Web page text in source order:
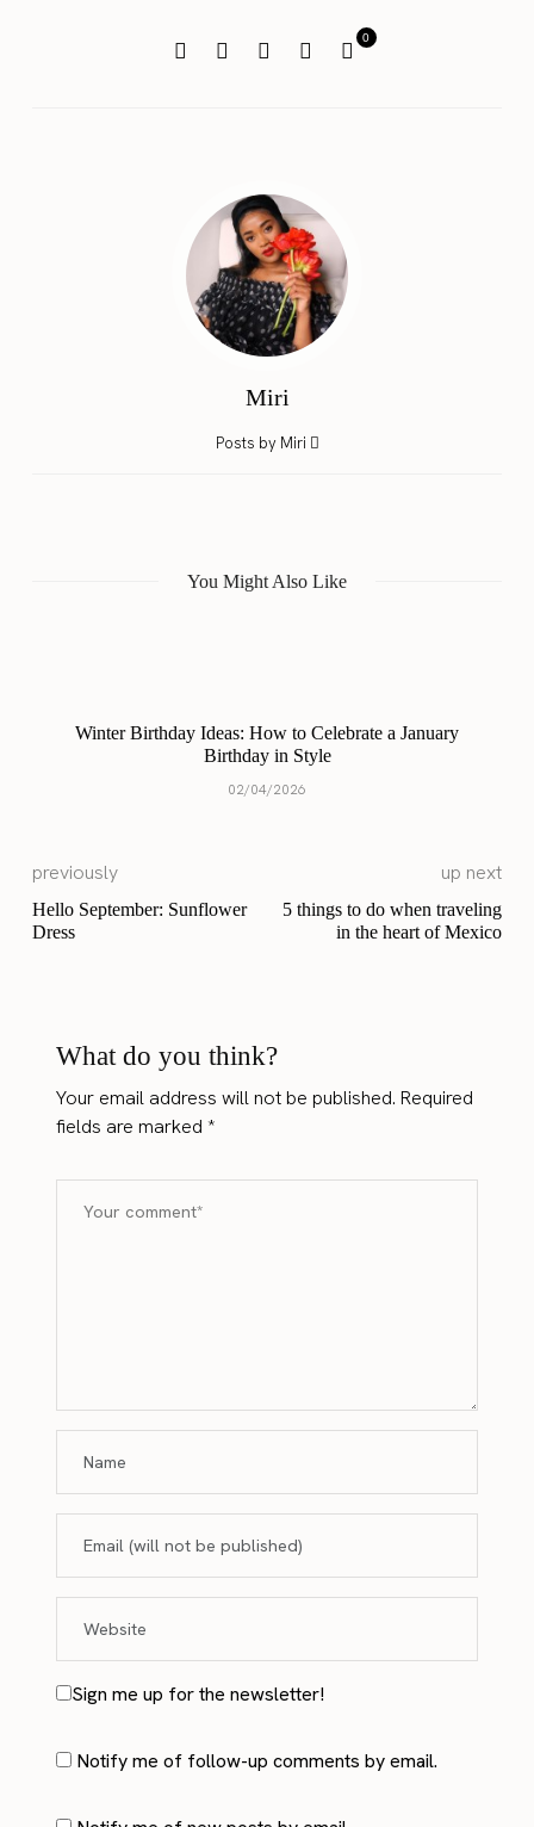
0
Miri
Posts by Miri
You Might Also Like
Winter Birthday Ideas: How to Celebrate a January
Birthday in Style
02/04/2026
previously
Hello September: Sunflower
Dress
up next
5 things to do when traveling
in the heart of Mexico
What do you think?
Your email address will not be published. Required
fields are marked*
Sign me up for the newsletter!
Notify me of follow-up comments by email.